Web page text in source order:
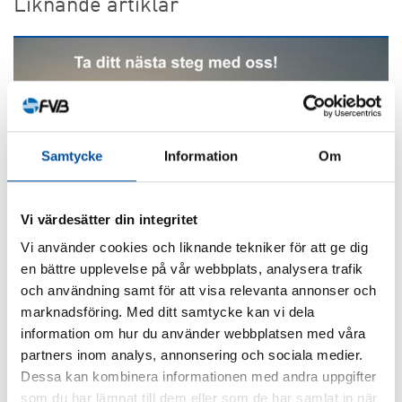
Samtycke Information Om
Vi värdesätter din integritet
Vi använder cookies och liknande tekniker för att ge dig
en bättre upplevelse på vår webbplats, analysera trafik
och användning samt för att visa relevanta annonser och
marknadsföring. Med ditt samtycke kan vi dela
information om hur du använder webbplatsen med våra
partners inom analys, annonsering och sociala medier.
Dessa kan kombinera informationen med andra uppgifter
som du har lämnat till dem eller som de har samlat in när
Liknande artiklar
ALLA NYHETER
Är du ingenjör eller konsult?
2026-07-02